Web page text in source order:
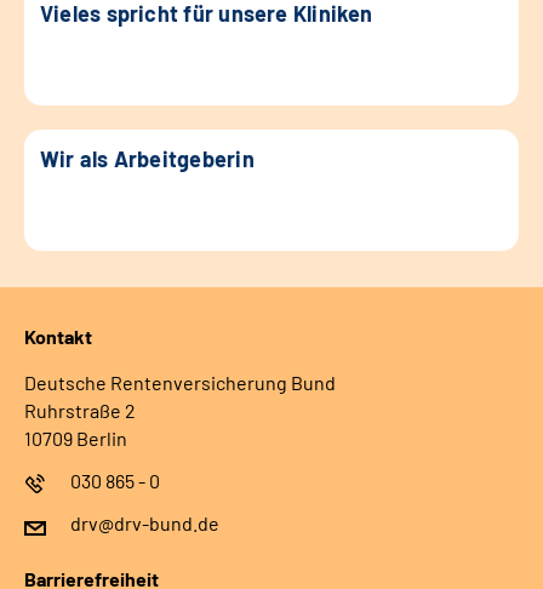
Vieles spricht für unsere Kliniken
Wir als Arbeitgeberin
Kontakt
Deutsche Rentenversicherung Bund
Ruhrstraße 2
10709 Berlin
030 865 - 0
drv@drv-bund.de
Barrierefreiheit